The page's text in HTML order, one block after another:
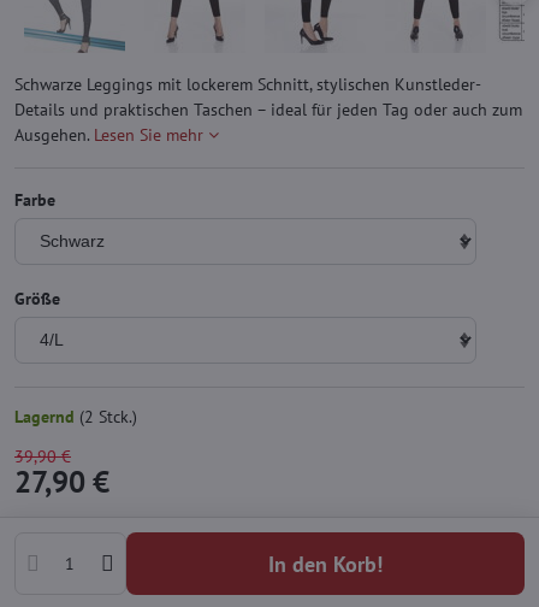
Schwarze Leggings mit lockerem Schnitt, stylischen Kunstleder-
Details und praktischen Taschen – ideal für jeden Tag oder auch zum
Ausgehen. Lesen Sie mehr
Farbe
Größe
Lagernd (2 Stck.)
39,90 €
27,90 €
In den Korb!